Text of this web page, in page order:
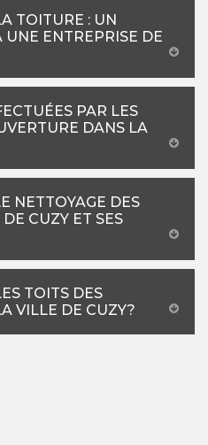
TOITURE : UN
UNE ENTREPRISE DE
PAR LES
DANS LA
NETTOYAGE DES
CUZY ET SES
TOITS DES
VILLE DE CUZY?